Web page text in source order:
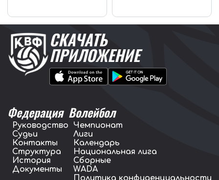
СКАЧАТЬ
ПРИЛОЖЕНИЕ
Федерация
Руководство
Судьи
Контакты
Структура
История
Документы
Волейбол
Чемпионат
Лиги
Календарь
Национальная лига
Сборные
WADA